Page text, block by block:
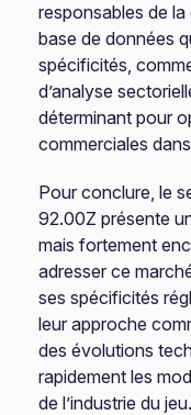
responsables de
base de données
spécificités,
d’analyse
déterminant pour
commerciales
Pour conclure, le
92.00Z présente
mais fortement
adresser ce
ses spécificités
leur approche
des évolutions
rapidement les
de l’industrie du jeu.